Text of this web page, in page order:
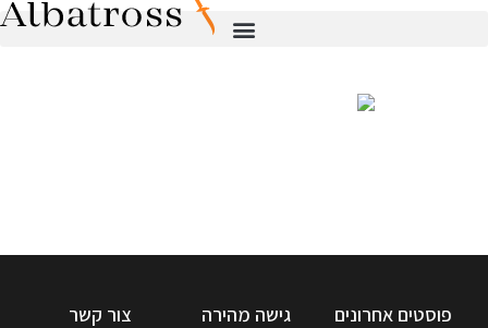
פוסטים אחרונים גישה מהירה צור קשר